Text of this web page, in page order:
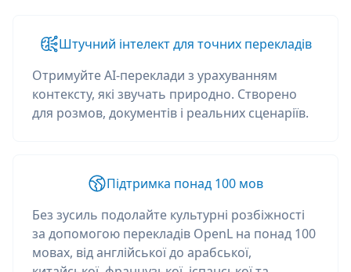
Штучний інтелект для точних перекладів
Отримуйте AI-переклади з урахуванням
контексту, які звучать природно. Створено
для розмов, документів і реальних сценаріїв.
Підтримка понад 100 мов
Без зусиль подолайте культурні розбіжності
за допомогою перекладів OpenL на понад 100
мовах, від англійської до арабської,